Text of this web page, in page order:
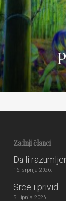
Zadnji članci
Da li
16. srpnja 2026.
Srce i privid
5. lipnja 2026.